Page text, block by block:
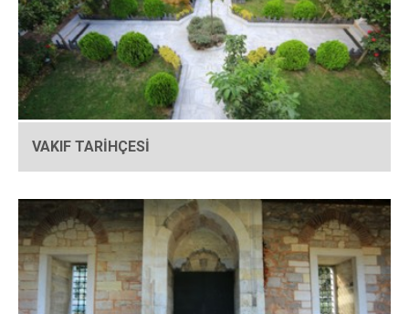
VAKIF TARİHÇESİ